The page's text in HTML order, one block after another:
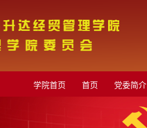
管理学院党委欢迎您!
学院首页 首页 党委简介